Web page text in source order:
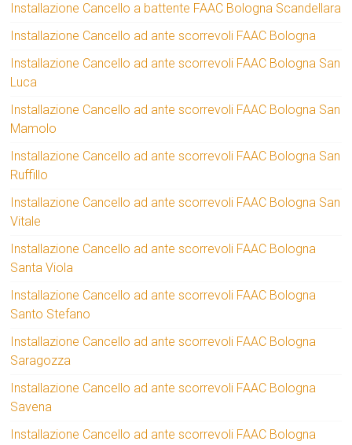
Installazione Cancello a battente FAAC Bologna Scandellara
Installazione Cancello ad ante scorrevoli FAAC Bologna
Installazione Cancello ad ante scorrevoli FAAC Bologna San
Luca
Installazione Cancello ad ante scorrevoli FAAC Bologna San
Mamolo
Installazione Cancello ad ante scorrevoli FAAC Bologna San
Ruffillo
Installazione Cancello ad ante scorrevoli FAAC Bologna San
Vitale
Installazione Cancello ad ante scorrevoli FAAC Bologna
Santa Viola
Installazione Cancello ad ante scorrevoli FAAC Bologna
Santo Stefano
Installazione Cancello ad ante scorrevoli FAAC Bologna
Saragozza
Installazione Cancello ad ante scorrevoli FAAC Bologna
Savena
Installazione Cancello ad ante scorrevoli FAAC Bologna